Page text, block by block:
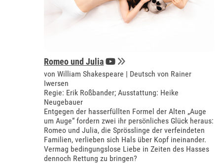
Romeo und Julia
von William Shakespeare | Deutsch von Rainer
Iwersen
Regie: Erik Roßbander; Ausstattung: Heike
Neugebauer
Entgegen der hasserfüllten Formel der Alten „Auge
um Auge“ fordern zwei ihr persönliches Glück heraus:
Romeo und Julia, die Sprösslinge der verfeindeten
Familien, verlieben sich Hals über Kopf ineinander.
Vermag bedingungslose Liebe in Zeiten des Hasses
dennoch Rettung zu bringen?